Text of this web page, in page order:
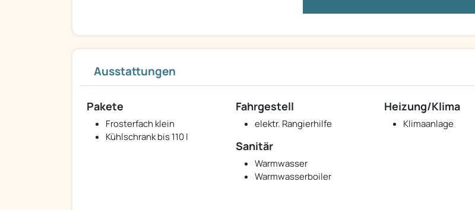
Ausstattungen
Pakete
Frosterfach klein
Kühlschrank bis 110 l
Fahrgestell
elektr. Rangierhilfe
Heizung/Klima
Klimaanlage
Sanitär
Warmwasser
Warmwasserboiler